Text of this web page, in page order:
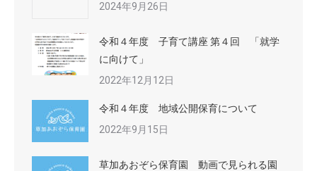
2024年9月26日
令和４年度 子育て講座 第４回 「就学
に向けて」
2022年12月12日
令和４年度 地域公開保育について
2022年9月15日
草加あおぞら保育園 動画で見られる園